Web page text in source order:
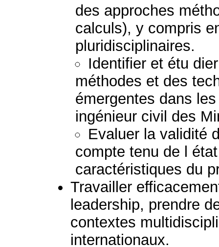
des approches
calculs), y compris
pluridisciplinaires.
Identifier et étu
méthodes et des
émergentes dans
ingénieur civil des
Evaluer la validité
compte tenu de l
caractéristiques du
Travailler
leadership, prendre
contextes
internationaux.